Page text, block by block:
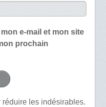
e-mail et mon site
prochain
les indésirables.